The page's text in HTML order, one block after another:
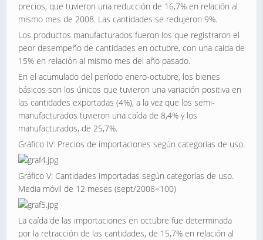
precios, que tuvieron una reducción de 16,7% en relación al
mismo mes de 2008. Las cantidades se redujeron 9%.
Los productos manufacturados fueron los que registraron el
peor desempeño de cantidades en octubre, con una caída de
15% en relación al mismo mes del año pasado.
En el acumulado del período enero-octubre, los bienes
básicos son los únicos que tuvieron una variación positiva en
las cantidades exportadas (4%), a la vez que los semi-
manufacturados tuvieron una caída de 8,4% y los
manufacturados, de 25,7%.
Gráfico IV: Precios de importaciones según categorías de uso.
Gráfico V: Cantidades importadas según categorías de uso.
Media móvil de 12 meses (sept/2008=100)
La caída de las importaciones en octubre fue determinada
por la retracción de las cantidades, de 15,7% en relación al